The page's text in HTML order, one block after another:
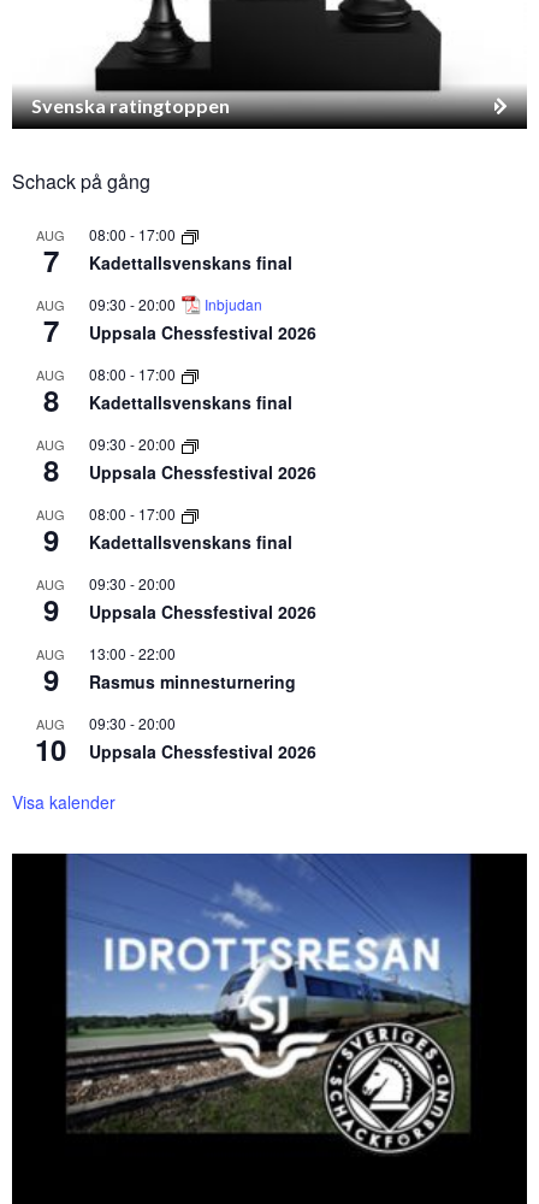
Svenska ratingtoppen
Schack på gång
AUG
7
08:00 - 17:00
Kadettallsvenskans final
AUG
7
09:30 -20:00 Inbjudan
Uppsala Chessfestival 2026
AUG
8
08:00 - 17:00
Kadettallsvenskans final
AUG
8
09:30 -20:00
Uppsala Chessfestival 2026
AUG
9
08:00 - 17:00
Kadettallsvenskans final
AUG
9
09:30 -20:00
Uppsala Chessfestival 2026
AUG
9
13:00 -22:00
Rasmus minnesturnering
AUG
10
09:30 -20:00
Uppsala Chessfestival 2026
Visa kalender